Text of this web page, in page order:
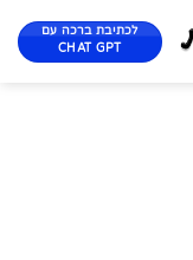
לכתיבת ברכה עם
CHAT GPT